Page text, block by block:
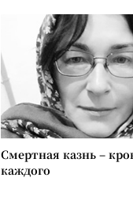
Смертная казнь –
каждого